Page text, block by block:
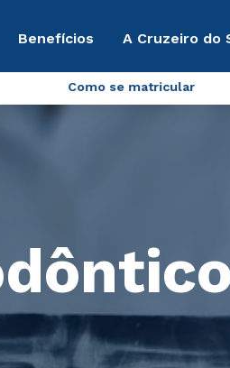
Benefícios A Cruzeiro do
Como se matricular